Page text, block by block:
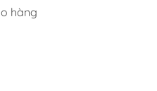
hàng